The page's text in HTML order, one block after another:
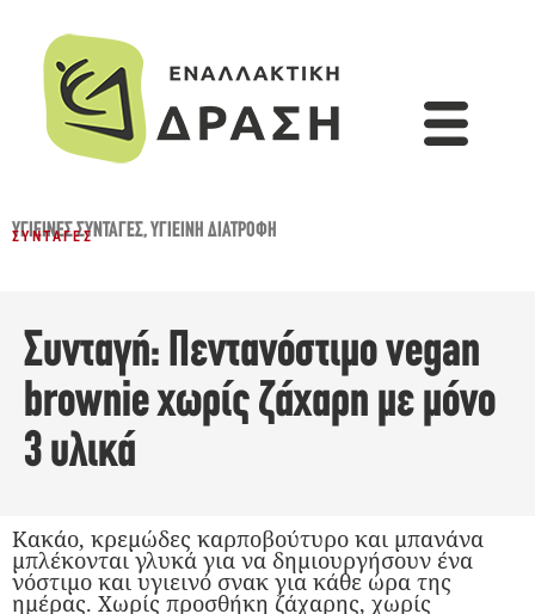
ΥΓΙΕΙΝΈΣ ΣΥΝΤΑΓΈΣ,ΥΓΙΕΙΝΉ ΔΙΑΤΡΟΦΉ
ΣΥΝΤΑΓΈΣ
Συνταγή: Πεντανόστιμο vegan
brownie χωρίς ζάχαρη με μόνο
3 υλικά
Κακάο, κρεμώδες καρποβούτυρο και μπανάνα
μπλέκονται γλυκά για να δημιουργήσουν ένα
νόστιμο και υγιεινό σνακ για κάθε ώρα της
ημέρας. Χωρίς προσθήκη ζάχαρης, χωρίς